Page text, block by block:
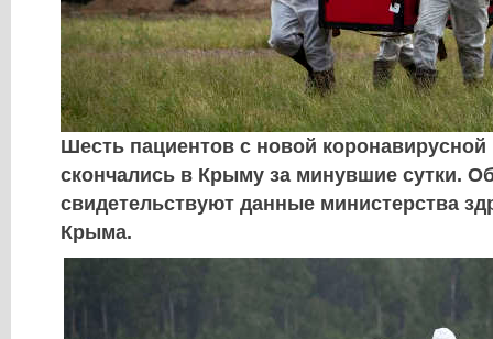
Шесть пациентов с новой
скончались в Крыму за минувшие сутки.
свидетельствуют данные министерства
Крыма.